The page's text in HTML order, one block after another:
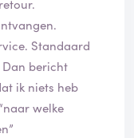
Standaard
Dan bericht
ik niets heb
welke